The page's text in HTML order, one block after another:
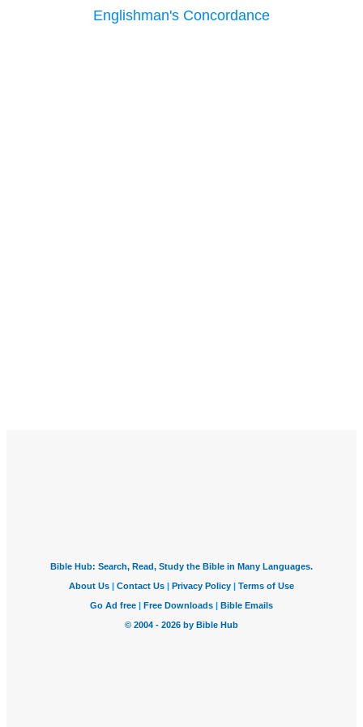
Englishman's Concordance